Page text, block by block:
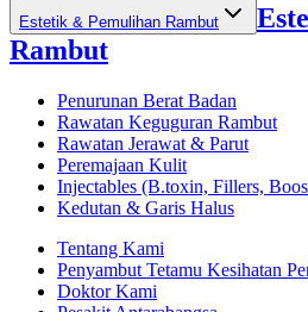
Estetik & Pemulihan Rambut
Rambut
Penurunan Berat Badan
Rawatan Keguguran Rambut
Rawatan Jerawat & Parut
Peremajaan Kulit
Injectables (B.toxin, Fillers,
Kedutan & Garis Halus
Tentang Kami
Penyambut Tetamu Kesihatan
Doktor Kami